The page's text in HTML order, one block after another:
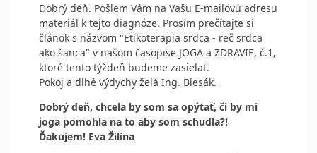
Dobrý deň. Pošlem Vám na Vašu E-mailovú adresu
materiál k tejto diagnóze. Prosím prečítajte si
článok s názvom "Etikoterapia srdca - reč srdca
ako šanca" v našom časopise JOGA a ZDRAVIE, č.1,
ktoré tento týždeň budeme zasielať.
Pokoj a dlhé výdychy želá Ing. Blesák.
Dobrý deň, chcela by som sa opýtať, či by mi
joga pomohla na to aby som schudla?!
Ďakujem! Eva Žilina